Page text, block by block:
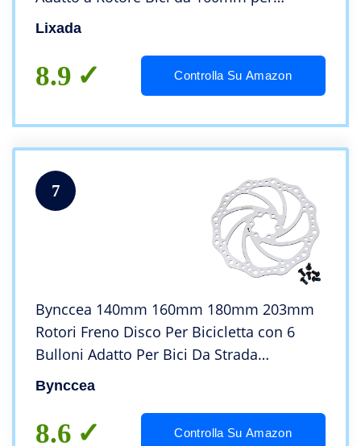
Bicicletta da MTB Accessorio Bici
Lixada
8.9 Controlla Su Amazon
7
Bynccea 140mm 160mm 180mm 203mm
Rotori Freno Disco Per Bicicletta con 6
Bulloni Adatto Per Bici Da Strada
Mountain Bici BMX MTB
Bynccea
8.6 Controlla Su Amazon